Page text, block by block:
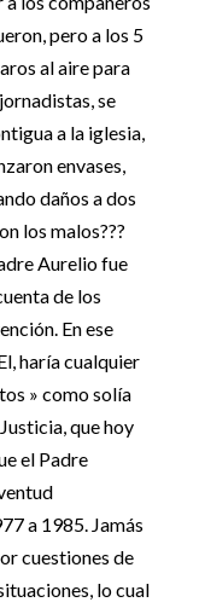
pero a los 5
al aire para
se
a la iglesia,
envases,
daños a dos
los malos???
Aurelio fue
de los
En ese
haría cualquier
» como solía
que hoy
el Padre
a 1985. Jamás
cuestiones de
lo cual